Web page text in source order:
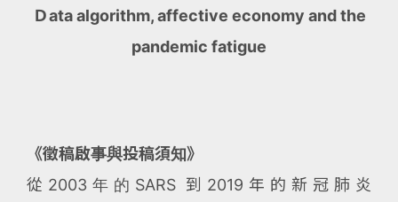
Ｄata algorithm, affective economy and the
pandemic fatigue
《徵稿啟事與投稿須知》
從2003年的SARS 到2019年的新冠肺炎